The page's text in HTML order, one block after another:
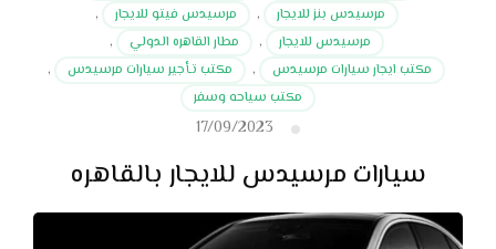
مرسيدس بنز للايجار
, مرسيدس فيتو للايجار
,
مرسيدس للايجار
, مطار القاهره الدولي
,
مكتب ايجار سيارات مرسيدس
, مكتب تـأجير سيارات مرسيدس
,
مكتب سياحه وسفر
17/09/2023
سيارات مرسيدس للايجار بالقاهره